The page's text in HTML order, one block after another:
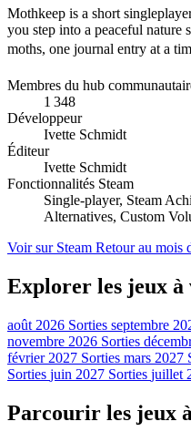
Mothkeep is a short
you step into a peaceful nature
moths, one journal entry at a
Membres du hub
1 348
Développeur
Ivette Schmidt
Éditeur
Ivette Schmidt
Fonctionnalités Steam
Single-player, Steam
Alternatives, Custom
Voir sur Steam Retour au mois
Explorer les jeux
août 2026 Sorties septembre
novembre 2026 Sorties
février 2027 Sorties mars 2027
Sorties juin 2027 Sorties juillet
Parcourir les jeux